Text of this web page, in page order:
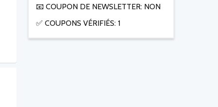
📧 COUPON DE NEWSLETTER: NON
✅ COUPONS VÉRIFIÉS: 1